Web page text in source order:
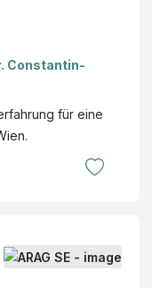
Constantin-
für eine